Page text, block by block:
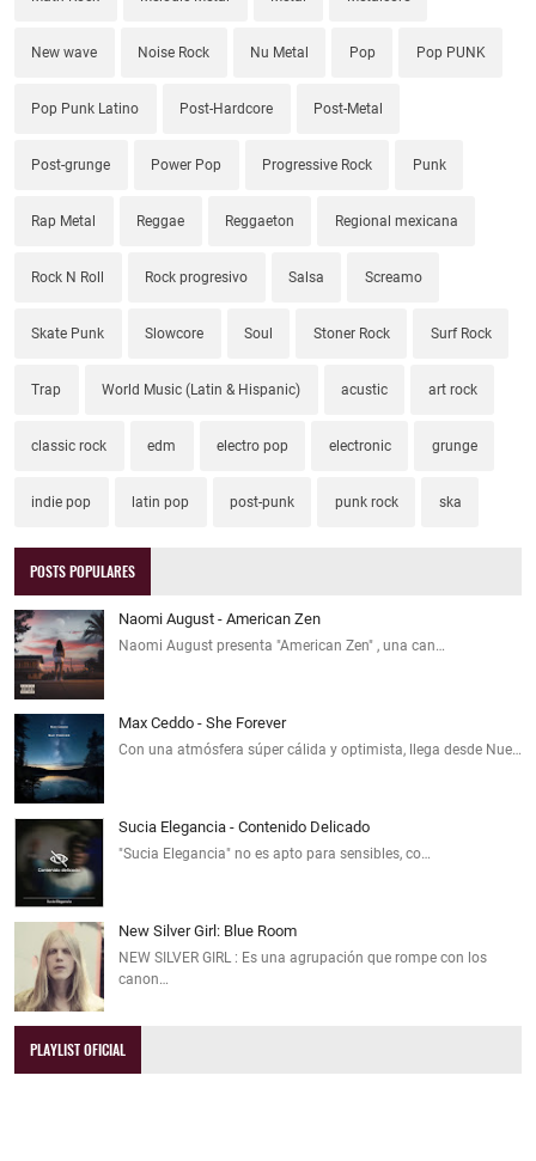
New wave Noise Rock Nu Metal Pop Pop PUNK
Pop Punk Latino Post-Hardcore Post-Metal
Post-grunge Power Pop Progressive Rock Punk
Rap Metal Reggae Reggaeton Regional mexicana
Rock N Roll Rock progresivo Salsa Screamo
Skate Punk Slowcore Soul Stoner Rock Surf Rock
Trap World Music (Latin & Hispanic) acustic art rock
classic rock edm electro pop electronic grunge
indie pop latin pop post-punk punk rock ska
POSTS POPULARES
Naomi August - American Zen
Naomi August presenta "American Zen" , una can…
Max Ceddo - She Forever
Con una atmósfera súper cálida y optimista, llega desde Nue…
Sucia Elegancia - Contenido Delicado
"Sucia Elegancia" no es apto para sensibles, co…
New Silver Girl: Blue Room
NEW SILVER GIRL : Es una agrupación que rompe con los
canon…
PLAYLIST OFICIAL